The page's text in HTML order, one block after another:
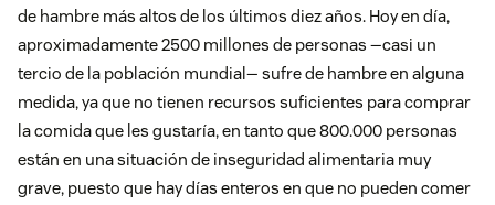
de hambre más altos de los últimos diez años. Hoy en día,
aproximadamente 2500 millones de personas —casi un
tercio de la población mundial— sufre de hambre en alguna
medida, ya que no tienen recursos suficientes para comprar
la comida que les gustaría, en tanto que 800.000 personas
están en una situación de inseguridad alimentaria muy
grave, puesto que hay días enteros en que no pueden comer